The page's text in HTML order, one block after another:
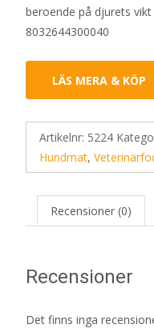
beroende på djurets
8032644300040
LÄS MERA & KÖP
Artikelnr: 5224
Hundmat,
Recensioner (0)
Recensioner
Det finns inga